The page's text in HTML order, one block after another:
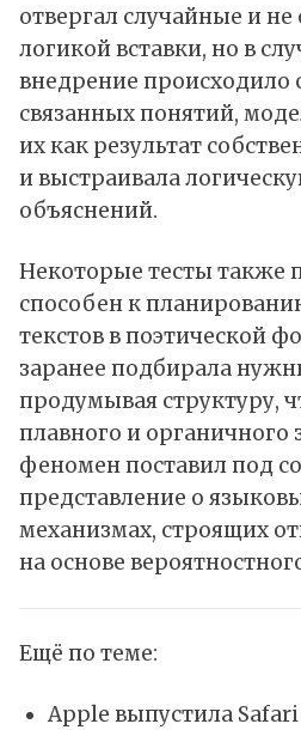
отвергал случайные и не
логикой вставки, но в
внедрение происходило
связанных понятий,
их как результат
и выстраивала
объяснений.
Некоторые тесты также
способен к
текстов в поэтической
заранее подбирала
продумывая структуру,
плавного и органичного
феномен поставил под
представление о
механизмах, строящих
на основе
Ещё по теме:
Apple выпустила